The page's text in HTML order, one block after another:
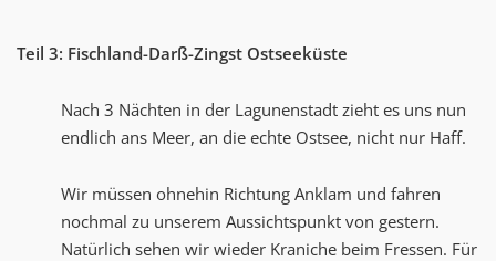
Teil 3: Fischland-Darß-Zingst Ostseeküste
Nach 3 Nächten in der Lagunenstadt zieht es uns nun
endlich ans Meer, an die echte Ostsee, nicht nur Haff.
Wir müssen ohnehin Richtung Anklam und fahren
nochmal zu unserem Aussichtspunkt von gestern.
Natürlich sehen wir wieder Kraniche beim Fressen. Für